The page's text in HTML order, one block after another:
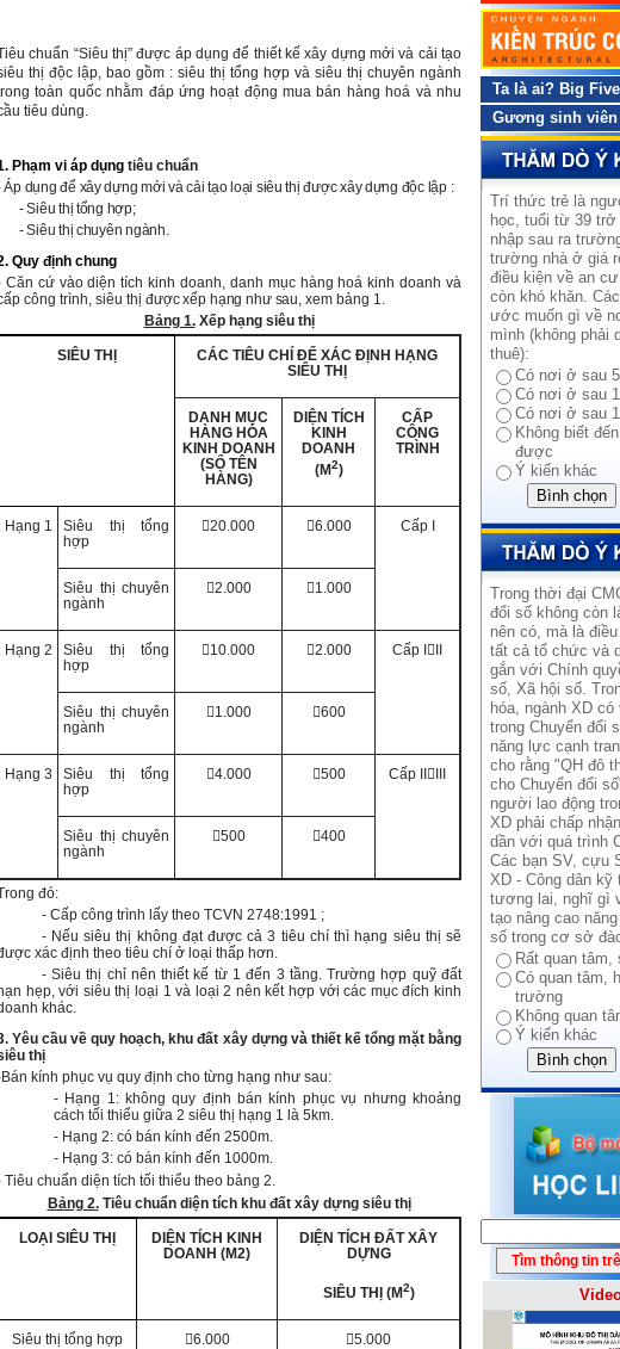
chuẩn “Siêu thị” được áp dụng để thiết kế xây dựng mới và cải tạo
thị độc lập, bao gồm : siêu thị tổng hợp và siêu thị chuyên ngành
toàn quốc nhằm đáp ứng hoạt động mua bán hàng hoá và nhu
tiêu dùng.
Phạm vi áp dụng tiêu chuẩn
Áp dụng để xây dựng mới và cải tạo loại siêu thị được xây dựng độc lập :
- Siêu thị tổng hợp;
- Siêu thị chuyên ngành.
Quy định chung
Căn cứ vào diện tích kinh doanh, danh mục hàng hoá kinh doanh và
công trình, siêu thị được xếp hạng như sau, xem bảng 1.
Bảng 1.Xếp hạng siêu thị
SIÊU THỊ
CÁC TIÊU CHÍ ĐỂ XÁC ĐỊNH HẠNG
SIÊU THỊ
DANH MỤC
HÀNG HÓA
KINH DOANH
(SỐ TÊN
HÀNG)
DIỆN TÍCH
KINH
DOANH
(M2)
CẤP
CÔNG
TRÌNH
Hạng 1
Siêu thị tổng
hợp
20.000 6.000 Cấp I
Siêu thị chuyên
ngành
2.000 1.000
Hạng 2
Siêu thị tổng
hợp
10.000 2.000 Cấp III
Siêu thị chuyên
ngành
1.000 600
Hạng 3
Siêu thị tổng
hợp
4.000 500 Cấp IIIII
Siêu thị chuyên
ngành
500 400
đó:
- Cấp công trình lấy theo TCVN 2748:1991 ;
- Nếu siêu thị không đạt được cả 3 tiêu chí thì hạng siêu thị sẽ
xác định theo tiêu chí ở loại thấp hơn.
- Siêu thị chỉ nên thiết kế từ 1 đến 3 tầng. Trường hợp quỹ đất
hạn hẹp, với siêu thị loại 1 và loại 2 nên kết hợp với các mục đích kinh
khác.
Yêu cầu về quy hoạch, khu đất xây dựng và thiết kế tổng mặt bằng
thị
kính phục vụ quy định cho từng hạng như sau:
- Hạng 1: không quy định bán kính phục vụ nhưng khoảng
cách tối thiểu giữa 2 siêu thị hạng 1 là 5km.
- Hạng 2: có bán kính đến 2500m.
- Hạng 3: có bán kính đến 1000m.
Tiêu chuẩn diện tích tối thiểu theo bảng 2.
Bảng 2.Tiêu chuẩn diện tích khu đất xây dựng siêu thị
LOẠI SIÊU THỊ
DIỆN TÍCH KINH
DOANH (M2)
DIỆN TÍCH ĐẤT XÂY
DỰNG
SIÊU THỊ (M2)
Siêu thị tổng hợp 6.000 5.000
Ta là ai? Big Five
Gương sinh
Trí thức trẻ là
học, tuổi từ 39 trở
nhập sau ra
trường nhà ở giá
điều kiện về an
còn khó khăn.
ước muốn gì về
mình (không phải
thuê):
Có nơi ở sau
Có nơi ở sau
Có nơi ở sau
Không biết
được
Ý kiến khác
Trong thời đại
đổi số không còn
nên có, mà là
tất cả tổ chức và
gắn với Chính
số, Xã hội số.
hóa, ngành XD
trong Chuyển đổi
năng lực cạnh
cho rằng "QH đô
cho Chuyển đổi
người lao động
XD phải chấp
dần với quá trình
Các bạn SV, cựu
XD - Công dân kỹ
tương lai, nghĩ gì
tạo nâng cao
số trong cơ sở
Rất quan tâm,
Có quan tâm,
trường
Không quan
Ý kiến khác